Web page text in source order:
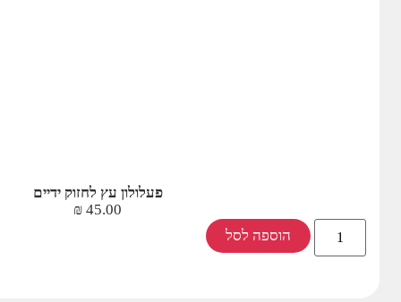
פעלולון עץ לחזוק ידיים
45.00
₪
הוספה לסל